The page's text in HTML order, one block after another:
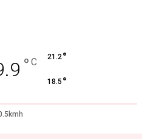
° C 21.2°
18.5 °